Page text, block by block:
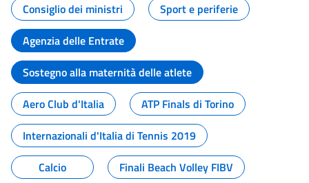
Consiglio dei ministri
Sport e periferie
Agenzia delle Entrate
Sostegno alla maternità delle atlete
Aero Club d'Italia
ATP Finals di Torino
Internazionali d'Italia di Tennis 2019
Calcio
Finali Beach Volley FIBV